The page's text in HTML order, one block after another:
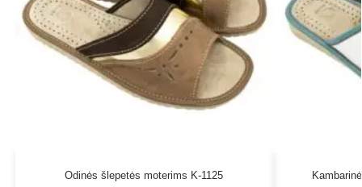
Odinės šlepetės moterims K-1125